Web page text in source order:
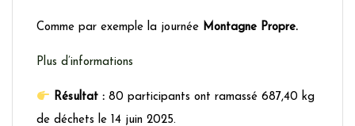
Comme par exemple la journée Montagne Propre.
Plus d’informations
Résultat :80 participants ont ramassé 687,40 kg
de déchets le 14 juin 2025.